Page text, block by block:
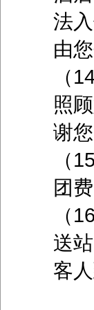
法
由
（
照
谢
（
团
（
送
客